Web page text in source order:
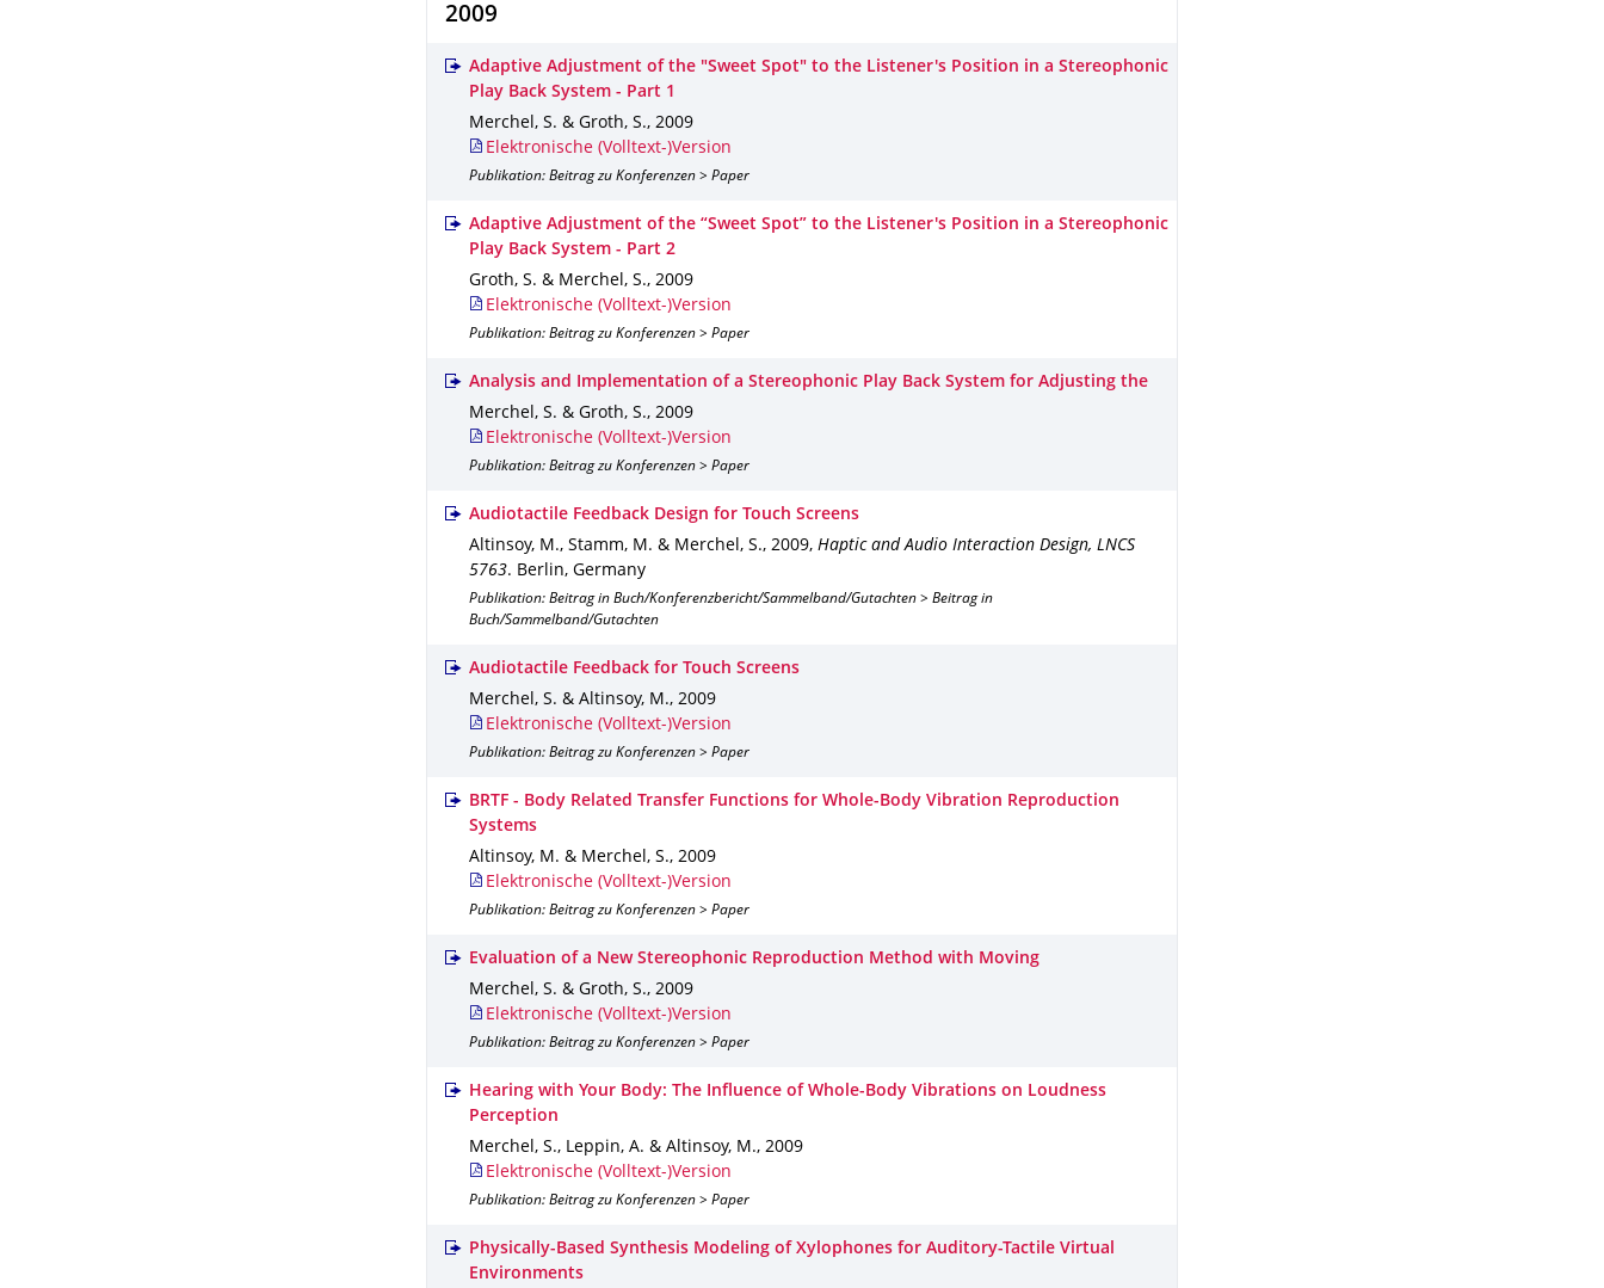
2009
Adaptive Adjustment of the "Sweet Spot" to the Listener's Position in a Stereophonic
Play Back System - Part 1
Merchel, S. & Groth, S., 2009
Elektronische (Volltext-)Version
Publikation: Beitrag zu Konferenzen > Paper
Adaptive Adjustment of the “Sweet Spot” to the Listener's Position in a Stereophonic
Play Back System - Part 2
Groth, S. & Merchel, S., 2009
Elektronische (Volltext-)Version
Publikation: Beitrag zu Konferenzen > Paper
Analysis and Implementation of a Stereophonic Play Back System for Adjusting the
Merchel, S. & Groth, S., 2009
Elektronische (Volltext-)Version
Publikation: Beitrag zu Konferenzen > Paper
Audiotactile Feedback Design for Touch Screens
Altinsoy, M., Stamm, M. & Merchel, S., 2009, Haptic and Audio Interaction Design, LNCS
5763. Berlin, Germany
Publikation: Beitrag in Buch/Konferenzbericht/Sammelband/Gutachten > Beitrag in
Buch/Sammelband/Gutachten
Audiotactile Feedback for Touch Screens
Merchel, S. & Altinsoy, M., 2009
Elektronische (Volltext-)Version
Publikation: Beitrag zu Konferenzen > Paper
BRTF - Body Related Transfer Functions for Whole-Body Vibration Reproduction
Systems
Altinsoy, M. & Merchel, S., 2009
Elektronische (Volltext-)Version
Publikation: Beitrag zu Konferenzen > Paper
Evaluation of a New Stereophonic Reproduction Method with Moving
Merchel, S. & Groth, S., 2009
Elektronische (Volltext-)Version
Publikation: Beitrag zu Konferenzen > Paper
Hearing with Your Body: The Influence of Whole-Body Vibrations on Loudness
Perception
Merchel, S., Leppin, A. & Altinsoy, M., 2009
Elektronische (Volltext-)Version
Publikation: Beitrag zu Konferenzen > Paper
Physically-Based Synthesis Modeling of Xylophones for Auditory-Tactile Virtual
Environments